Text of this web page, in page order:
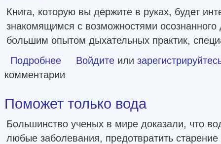
Книга, которую вы держите в руках, будет
знакомящимся с возможностями
большим опытом дыхательных практик,
Подробнее о Вдох-выдох. Практики осознанного дыхания [litres]
Войдите или
комментарии
Поможет только вода
Большинство ученых в мире доказали, что
любые заболевания, предотвратить